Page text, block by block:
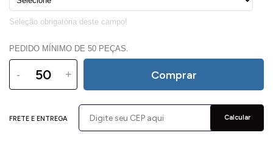
PEDIDO MÍNIMO DE 50 PEÇAS.
- + Comprar
FRETE E ENTREGA Calcular